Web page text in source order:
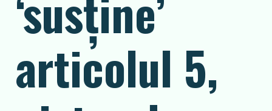
articolul 5,